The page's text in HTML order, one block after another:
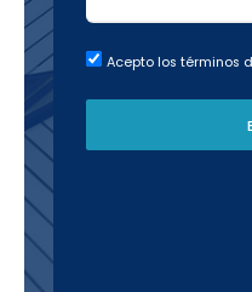
Acepto los términos